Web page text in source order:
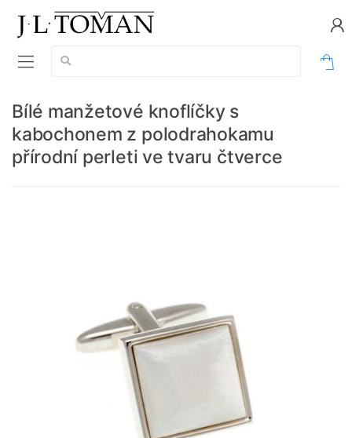
Vyhledávání:
Bílé manžetové knoflíčky s
kabochonem z polodrahokamu
přírodní perleti ve tvaru čtverce